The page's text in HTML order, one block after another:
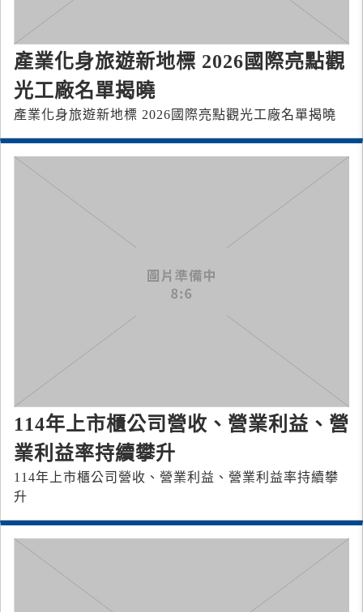
產業化身旅遊新地標 2026國際亮點觀
光工廠名單揭曉
產業化身旅遊新地標 2026國際亮點觀光工廠名單揭曉
114年上市櫃公司營收、營業利益、營
業利益率持續攀升
114年上市櫃公司營收、營業利益、營業利益率持續攀
升